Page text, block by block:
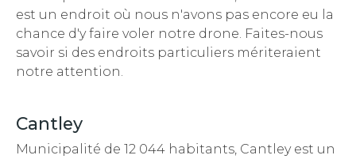
est un endroit où nous n'avons pas encore eu la
chance d'y faire voler notre drone. Faites-nous
savoir si des endroits particuliers mériteraient
notre attention.
Cantley
Municipalité de 12 044 habitants, Cantley est un